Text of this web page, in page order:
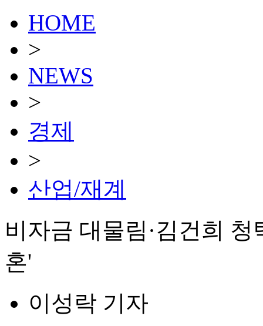
HOME
>
NEWS
>
경제
>
산업/재계
비자금 대물림·김건희
혼'
이성락 기자